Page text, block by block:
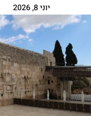
יוני 8, 2026